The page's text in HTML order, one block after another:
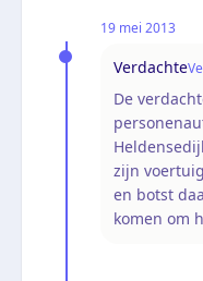
19 mei 2013
Verdachte
De
zijn
en botst
komen om